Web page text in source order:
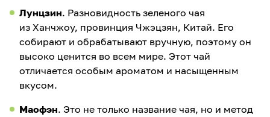
Лунцзин. Разновидность зеленого чая
из Ханчжоу, провинция Чжэцзян, Китай. Его
собирают и обрабатывают вручную, поэтому он
высоко ценится во всем мире. Этот чай
отличается особым ароматом и насыщенным
вкусом.
Маофэн. Это не только название чая, но и метод